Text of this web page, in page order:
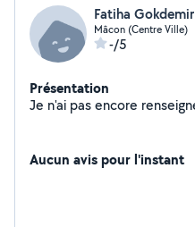
Fatiha Gokdemir
Mâcon (Centre Ville)
-/5
Présentation
Aucun avis pour l'instant